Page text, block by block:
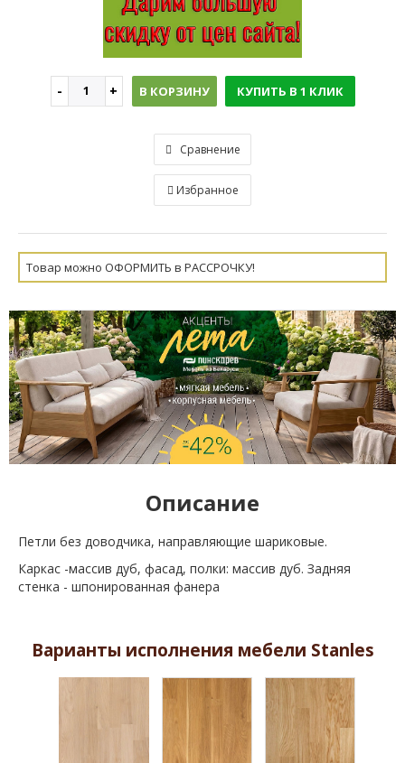
В КОРЗИНУ КУПИТЬ В 1 КЛИК
Сравнение
Избранное
Товар можно ОФОРМИТЬ в РАССРОЧКУ!
Описание
Петли без доводчика, направляющие шариковые.
Каркас -массив дуб, фасад, полки: массив дуб. Задняя
стенка - шпонированная фанера
Варианты исполнения мебели Stanles